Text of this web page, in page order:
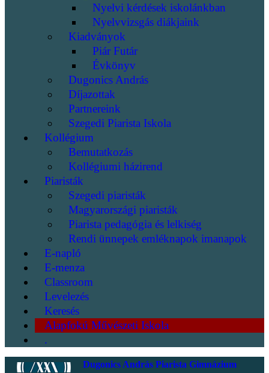
Nyelvi kérdések iskolánkban
Nyelvvizsgás diákjaink
Kiadványok
Piár Futár
Évkönyv
Dugonics András
Díjazottak
Partnereink
Szegedi Piarista Iskola
Kollégium
Bemutatkozás
Kollégiumi házirend
Piaristák
Szegedi piaristák
Magyarországi piaristák
Piarista pedagógia és lelkiség
Rendi ünnepek emléknapok imanapok
E-napló
E-menza
Classroom
Levelezés
Keresés
Alapfokú Művészeti Iskola
.
Dugonics András Piarista Gimnázium